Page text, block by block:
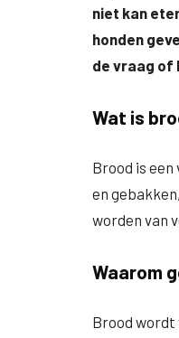
niet kan
honden
de vraag of
Wat is
Brood is
en
worden van
Waarom
Brood wordt